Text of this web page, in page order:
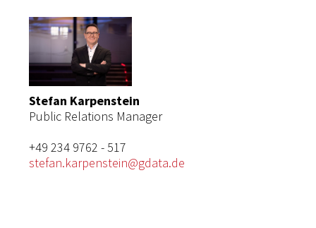
Stefan Karpenstein
Public Relations Manager
+49 234 9762 - 517
stefan.karpenstein@gdata.de